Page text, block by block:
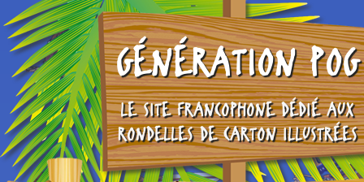
GÉNÉRATION POG
LE SITE FRANCOPHONE DÉDIÉ AUX
RONDELLES DE CARTON ILLUSTRÉES